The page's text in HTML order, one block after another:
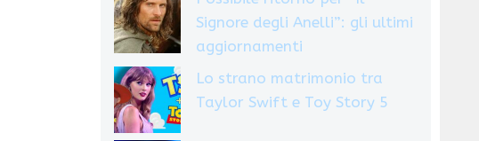
Signore degli Anelli”: gli ultimi
aggiornamenti
Lo strano matrimonio tra
Taylor Swift e Toy Story 5